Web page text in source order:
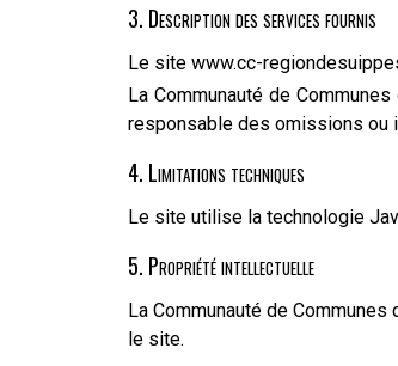
3. Description des services fournis
Le site www.cc-
La Communauté de
responsable des omissions ou
4. Limitations techniques
Le site utilise la technologie
5. Propriété intellectuelle
La Communauté de
le site.